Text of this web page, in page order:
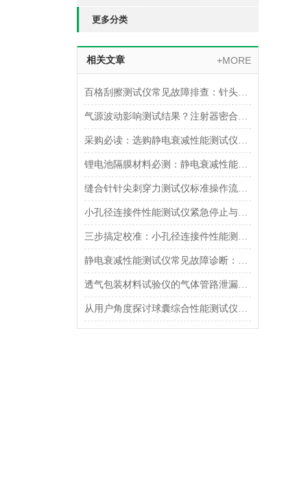
更多分类
相关文章 +MORE
百格刮擦测试仪常见故障排查：针头磨损与运动轨迹偏移
气源波动影响测试结果？注射器密合性正压测试仪的稳压设计分析
采购必读：选购静电衰减性能测试仪的5个核心参数与避坑指南
锂电池隔膜材料必测：静电衰减性能测试仪的操作难点突破
缝合针针尖刺穿力测试仪标准操作流程（SOP）及实验员培训要点
小孔径连接件性能测试仪紧急停止与异常状态下的安全复位操作
三步搞定校准：小孔径连接件性能测试仪的每日开机自检流程详解
静电衰减性能测试仪常见故障诊断：充电不稳定与电位漂移排查
透气包装材料试验仪的气体管路泄漏防护与废气排放系统详解
从用户角度探讨球囊综合性能测试仪的故障问题